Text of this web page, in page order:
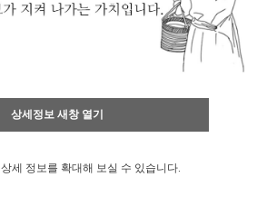
상세정보 새창 열기
상세 정보를 확대해 보실 수 있습니다.